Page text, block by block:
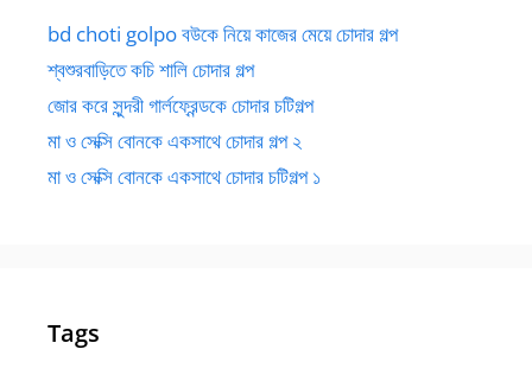
bd choti golpo বউকে নিয়ে কাজের মেয়ে চোদার গল্প
শ্বশুরবাড়িতে কচি শালি চোদার গল্প
জোর করে সুন্দরী গার্লফ্রেন্ডকে চোদার চটিগল্প
মা ও সেক্সি বোনকে একসাথে চোদার গল্প ২
মা ও সেক্সি বোনকে একসাথে চোদার চটিগল্প ১
Tags